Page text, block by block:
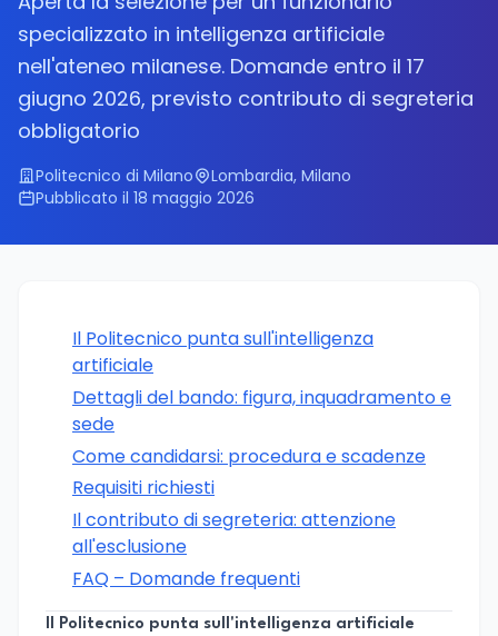
specializzato in intelligenza artificiale
nell'ateneo milanese. Domande entro il 17
giugno 2026, previsto contributo di segreteria
obbligatorio
Politecnico di Milano
Lombardia, Milano
Pubblicato il 18 maggio 2026
Il Politecnico punta sull'intelligenza
artificiale
Dettagli del bando: figura, inquadramento e
sede
Come candidarsi: procedura e scadenze
Requisiti richiesti
Il contributo di segreteria: attenzione
all'esclusione
FAQ – Domande frequenti
Il Politecnico punta sull'intelligenza artificiale